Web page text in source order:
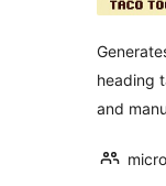
heading
and